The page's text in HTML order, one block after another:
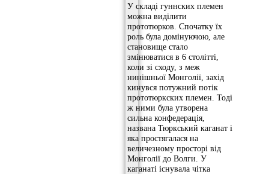
У складі гуннских племен
можна виділити
прототюрков. Спочатку їх
роль була домінуючою, але
становище стало
змінюватися в 6 столітті,
коли зі сходу, з меж
нинішньої Монголії, захід
кинувся потужний потік
прототюркских племен. Тоді
ж ними була утворена
сильна конфедерація,
названа Тюркський каганат і
яка простягалася на
величезному просторі від
Монголії до Волги. У
каганаті існувала чітка